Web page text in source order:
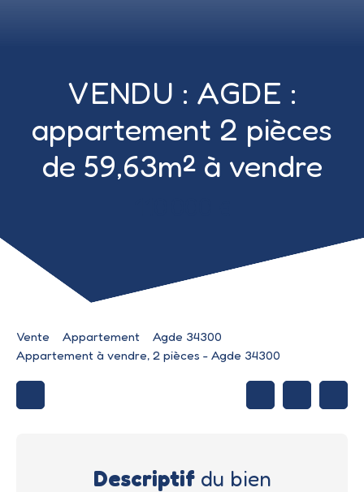
VENDU : AGDE :
appartement 2 pièces
de 59,63m² à vendre
Vente Appartement
Agde 34300
Appartement à vendre, 2 pièces - Agde 34300
Descriptifdu bien